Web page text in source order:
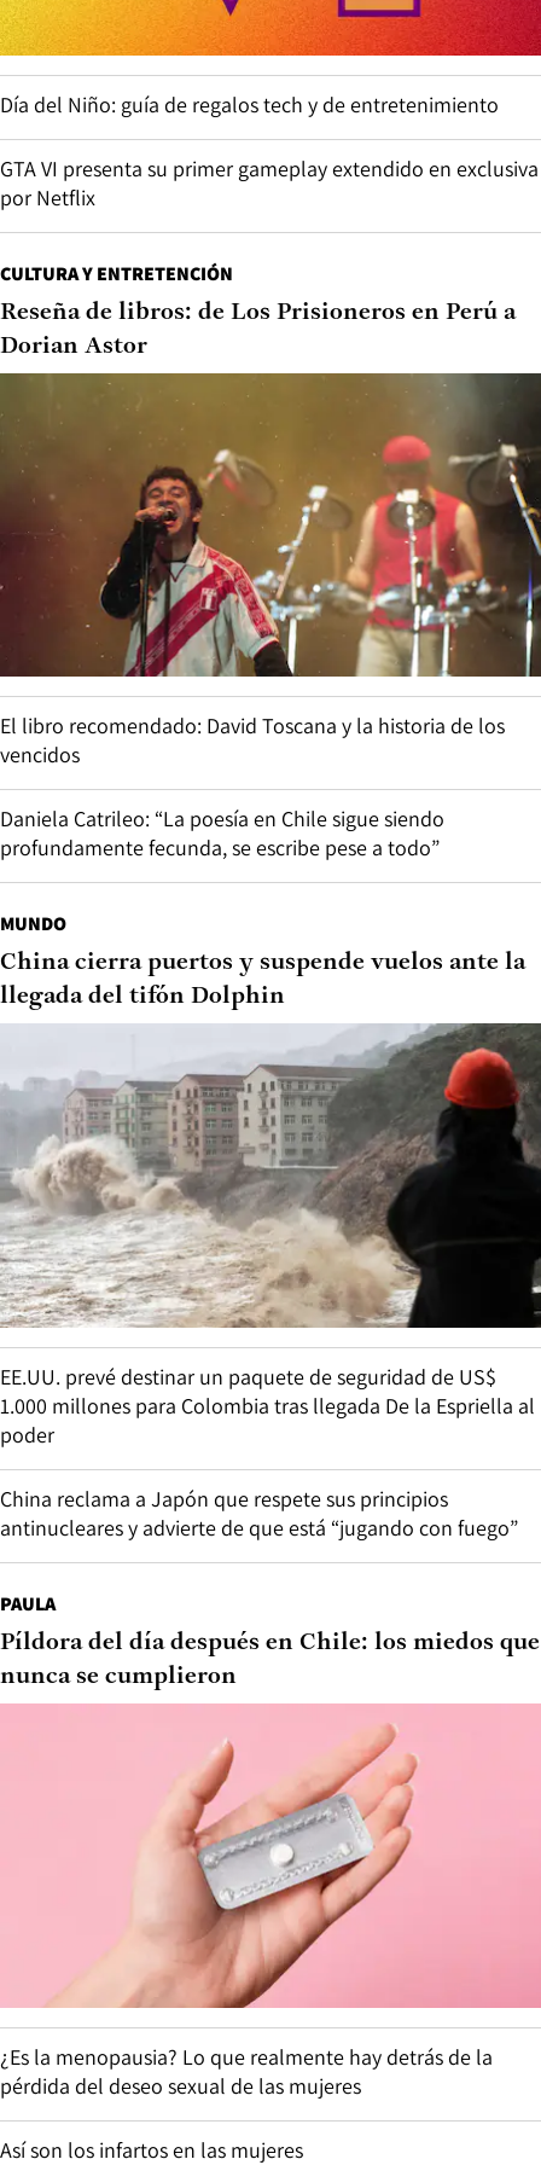
Día del Niño: guía de regalos tech y de entretenimiento
GTA VI presenta su primer gameplay extendido en exclusiva
por Netflix
CULTURA Y ENTRETENCIÓN
Reseña de libros: de Los Prisioneros en Perú a
Dorian Astor
El libro recomendado: David Toscana y la historia de los
vencidos
Daniela Catrileo: “La poesía en Chile sigue siendo
profundamente fecunda, se escribe pese a todo”
MUNDO
China cierra puertos y suspende vuelos ante la
llegada del tifón Dolphin
EE.UU. prevé destinar un paquete de seguridad de US$
1.000 millones para Colombia tras llegada De la Espriella al
poder
China reclama a Japón que respete sus principios
antinucleares y advierte de que está “jugando con fuego”
PAULA
Píldora del día después en Chile: los miedos que
nunca se cumplieron
¿Es la menopausia? Lo que realmente hay detrás de la
pérdida del deseo sexual de las mujeres
Así son los infartos en las mujeres